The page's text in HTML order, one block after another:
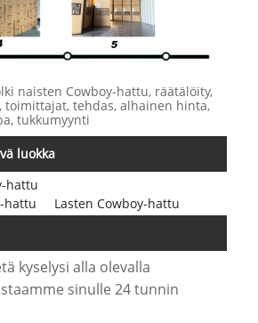
naisten Cowboy-hattu, räätälöity,
toimittajat, tehdas, alhainen hinta,
tukkumyynti
luokka
hattu
hattu
Lasten Cowboy-hattu
kyselysi alla olevalla
sinulle 24 tunnin